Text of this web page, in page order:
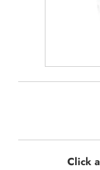
Click